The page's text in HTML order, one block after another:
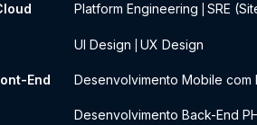
Platform Engineering SRE
UI Design UX Design
End Desenvolvimento Mobile com
Desenvolvimento Back-End